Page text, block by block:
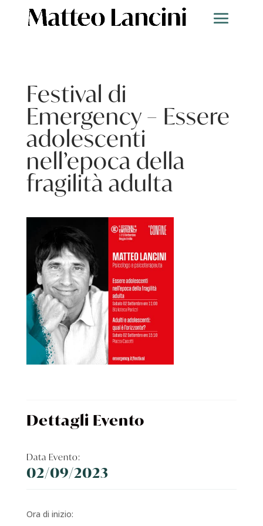
Festival di
Emergency – Essere
adolescenti
nell’epoca della
fragilità adulta
Dettagli Evento
Data Evento:
02/09/2023
Ora di inizio: